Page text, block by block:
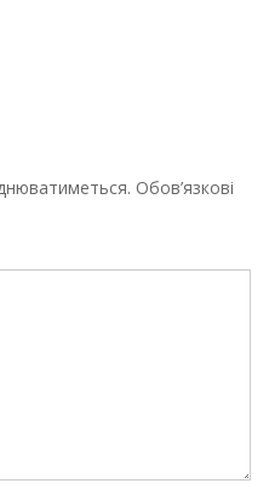
Обов’язкові